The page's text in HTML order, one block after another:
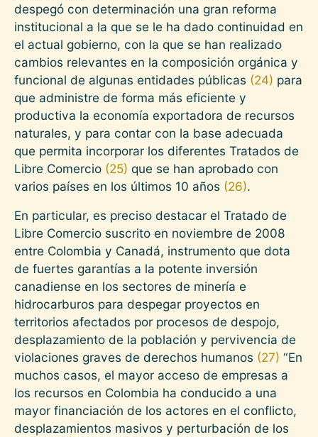
despegó con determinación una gran reforma
institucional a la que se le ha dado continuidad en
el actual gobierno, con la que se han realizado
cambios relevantes en la composición orgánica y
funcional de algunas entidades públicas (24) para
que administre de forma más eficiente y
productiva la economía exportadora de recursos
naturales, y para contar con la base adecuada
que permita incorporar los diferentes Tratados de
Libre Comercio (25) que se han aprobado con
varios países en los últimos 10 años (26).
En particular, es preciso destacar el Tratado de
Libre Comercio suscrito en noviembre de 2008
entre Colombia y Canadá, instrumento que dota
de fuertes garantías a la potente inversión
canadiense en los sectores de minería e
hidrocarburos para despegar proyectos en
territorios afectados por procesos de despojo,
desplazamiento de la población y pervivencia de
violaciones graves de derechos humanos (27) “En
muchos casos, el mayor acceso de empresas a
los recursos en Colombia ha conducido a una
mayor financiación de los actores en el conflicto,
desplazamientos masivos y perturbación de los